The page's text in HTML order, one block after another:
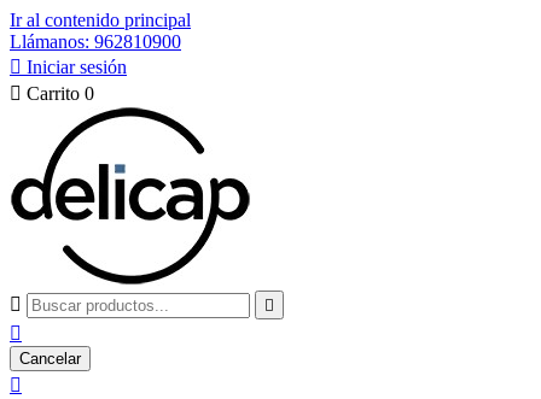
Ir al contenido principal
Llámanos: 962810900
 Iniciar sesión
 Carrito 0
 

Cancelar
